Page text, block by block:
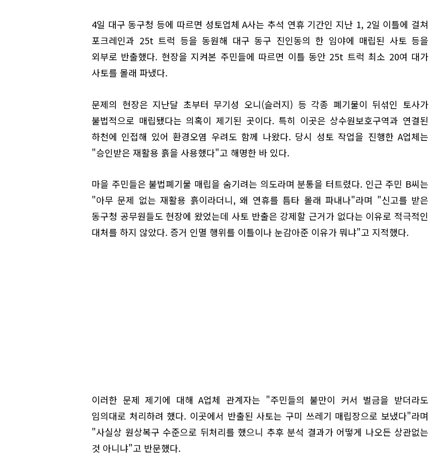
4일 대구 동구청 등에 따르면 성토업체 A사는 추석 연휴 기간인 지난 1, 2일 이틀에 걸쳐
포크레인과 25t 트럭 등을 동원해 대구 동구 진인동의 한 임야에 매립된 사토 등을
외부로 반출했다. 현장을 지켜본 주민들에 따르면 이틀 동안 25t 트럭 최소 20여 대가
사토를 몰래 파냈다.
문제의 현장은 지난달 초부터 무기성 오니(슬러지) 등 각종 폐기물이 뒤섞인 토사가
불법적으로 매립됐다는 의혹이 제기된 곳이다. 특히 이곳은 상수원보호구역과 연결된
하천에 인접해 있어 환경오염 우려도 함께 나왔다. 당시 성토 작업을 진행한 A업체는
"승인받은 재활용 흙을 사용했다"고 해명한 바 있다.
마을 주민들은 불법폐기물 매립을 숨기려는 의도라며 분통을 터트렸다. 인근 주민 B씨는
"아무 문제 없는 재활용 흙이라더니, 왜 연휴를 틈타 몰래 파내나"라며 "신고를 받은
동구청 공무원들도 현장에 왔었는데 사토 반출은 강제할 근거가 없다는 이유로 적극적인
대처를 하지 않았다. 증거 인멸 행위를 이틀이나 눈감아준 이유가 뭐냐"고 지적했다.
이러한 문제 제기에 대해 A업체 관계자는 "주민들의 불만이 커서 벌금을 받더라도
임의대로 처리하려 했다. 이곳에서 반출된 사토는 구미 쓰레기 매립장으로 보냈다"라며
"사실상 원상복구 수준으로 뒤처리를 했으니 추후 분석 결과가 어떻게 나오든 상관없는
것 아니냐"고 반문했다.